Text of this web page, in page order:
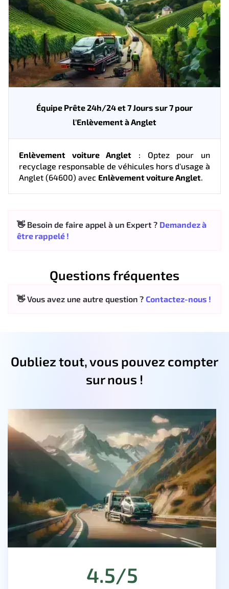
Équipe Prête 24h/24 et 7 Jours sur 7 pour
l'Enlèvement à Anglet
Enlèvement voiture Anglet : Optez pour un
recyclage responsable de véhicules hors d'usage à
Anglet (64600) avec Enlèvement voiture Anglet.
👋 Besoin de faire appel à un Expert ? Demandez à
être rappelé !
Questions fréquentes
👋 Vous avez une autre question ? Contactez-nous !
Oubliez tout, vous pouvez compter
sur nous !
4.5/5